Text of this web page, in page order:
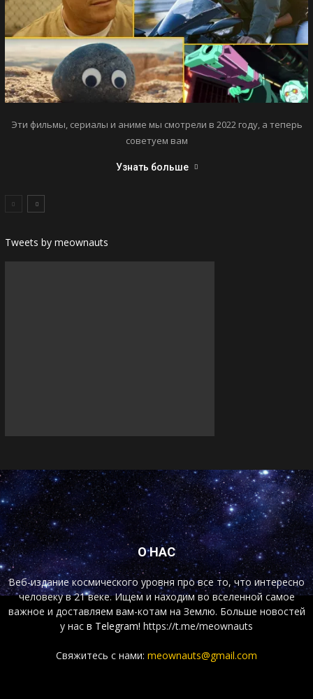
Эти фильмы, сериалы и аниме мы смотрели в 2022 году, а теперь
советуем вам
Узнать больше
Tweets by meownauts
О НАС
Веб-издание космического уровня про все то, что интересно
человеку в 21 веке. Ищем и находим во вселенной самое
важное и доставляем вам-котам на Землю. Больше новостей
у нас в Telegram! https://t.me/meownauts
Свяжитесь с нами: meownauts@gmail.com